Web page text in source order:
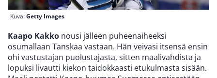
Kuva:Getty Images
Kaapo Kakko nousi jälleen puheenaiheeksi
osumallaan Tanskaa vastaan. Hän veivasi itsensä ensin
ohi vastustajan puolustajasta, sitten maalivahdista ja
lopuksi livautti kiekon taidokkaasti etukulmasta sisään.